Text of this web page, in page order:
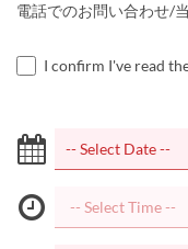
電話でのお問い合わせ/
I confirm I've read